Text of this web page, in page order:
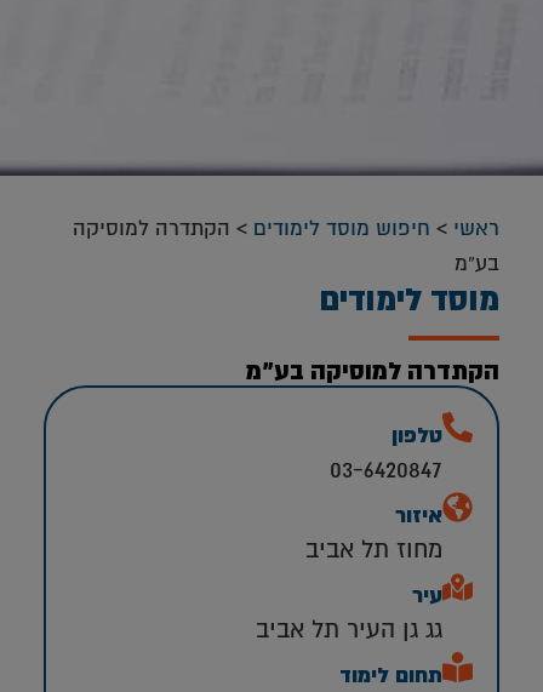
ראשי > חיפוש מוסד לימודים > הקתדרה למוסיקה
בע”מ
מוסד לימודים
הקתדרה למוסיקה בע”מ
טלפון
03-6420847
איזור
מחוז תל אביב
עיר
גג גן העיר תל אביב
תחום לימוד